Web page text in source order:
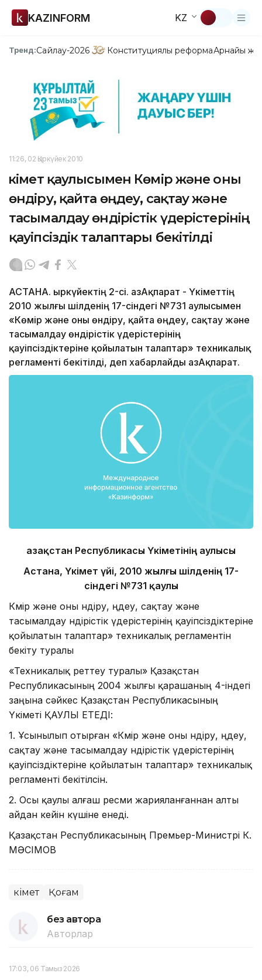
KAZINFORM KZ
Тренд:Сайлау-2026 Конституциялық реформаАрнайы
11:26, 02 Қыркүйек 2010
Үкімет қаулысымен Көмір және оны
өндіру, қайта өңдеу, сақтау және
тасымалдау өндірістік үдерістерінің
қауіпсіздік талаптары бекітілді
АСТАНА. Қыркүйектің 2-сі. ҚазАқпарат - Үкіметтің
2010 жылғы шілденің 17-сіндегі №731 Қаулысымен
«Көмір және оны өндіру, қайта өңдеу, сақтау және
тасымалдау өндірістік үдерістерінің
қауіпсіздіктеріне қойылатын талаптар» техникалық
регламенті бекітілді, деп хабарлайды ҚазАқпарат.
Қазақстан Республикасы Үкіметінің Қаулысы
Астана, Үкімет үйі, 2010 жылғы шілденің 17-
сіндегі №731 қаулы
Көмір және оны өндіру, өңдеу, сақтау және
тасымалдау өндірістік үдерістерінің қауіпсіздіктеріне
қойылатын талаптар» техникалық регламентін
бекіту туралы
«Техникалық реттеу туралы» Қазақстан
Республикасының 2004 жылғы қарашаның 4-індегі
заңына сәйкес Қазақстан Республикасының
Үкіметі ҚАУЛЫ ЕТЕДІ:
1. Ұсынылып отырған «Көмір және оны өндіру, өңдеу,
сақтау және тасымалдау өндірістік үдерістерінің
қауіпсіздіктеріне қойылатын талаптар» техникалық
регламенті бекітілсін.
2. Осы қаулы алғаш ресми жарияланғаннан алты
айдан кейін күшіне енеді.
Қазақстан Республикасының Премьер-Министрі К.
МӘСІМОВ
Үкімет Қоғам
без автора
Авторлар
17:03, 06 Тамыз 2026